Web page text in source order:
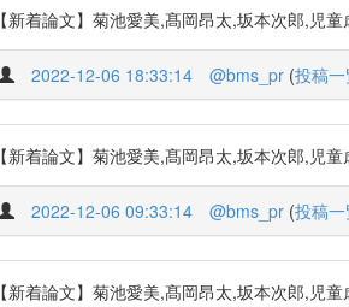
【新着論文】菊池愛美,髙岡昂太,坂本次郎,児
2022-12-06 18:33:14 @bms_pr (投稿
【新着論文】菊池愛美,髙岡昂太,坂本次郎,児
2022-12-06 09:33:14 @bms_pr (投稿
【新着論文】菊池愛美,髙岡昂太,坂本次郎,児